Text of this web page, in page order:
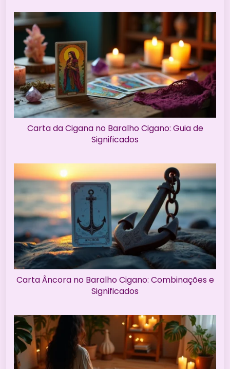
Carta da Cigana no Baralho Cigano: Guia de
Significados
Carta Âncora no Baralho Cigano: Combinações e
Significados